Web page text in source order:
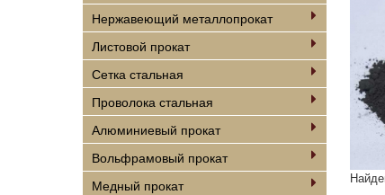
Нержавеющий металлопрокат
Листовой прокат
Сетка стальная
Проволока стальная
Алюминиевый прокат
Вольфрамовый прокат
Медный прокат